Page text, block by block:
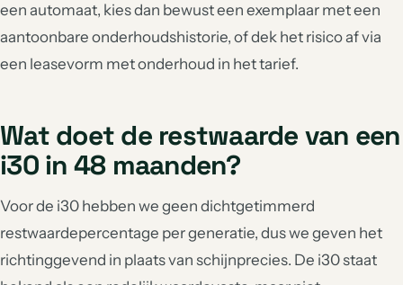
een automaat, kies dan bewust een exemplaar met een
aantoonbare onderhoudshistorie, of dek het risico af via
een leasevorm met onderhoud in het tarief.
Wat doet de restwaarde van een
i30 in 48 maanden?
Voor de i30 hebben we geen dichtgetimmerd
restwaardepercentage per generatie, dus we geven het
richtinggevend in plaats van schijnprecies. De i30 staat